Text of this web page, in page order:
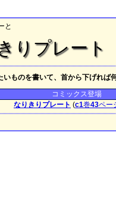
と
りプレート
いものを書いて、首から下げれば
コミックス登場
なりきりプレート (c1巻43ペー